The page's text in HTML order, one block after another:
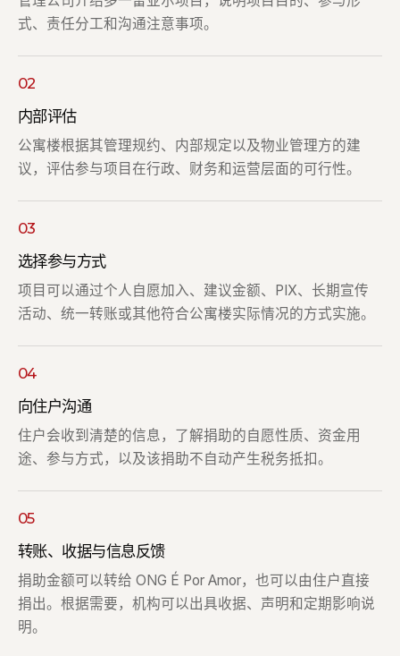
式、责任分工和沟通注意事项。
02
内部评估
公寓楼根据其管理规约、内部规定以及物业管理方的建
议，评估参与项目在行政、财务和运营层面的可行性。
03
选择参与方式
项目可以通过个人自愿加入、建议金额、PIX、长期宣传
活动、统一转账或其他符合公寓楼实际情况的方式实施。
04
向住户沟通
住户会收到清楚的信息，了解捐助的自愿性质、资金用
途、参与方式，以及该捐助不自动产生税务抵扣。
05
转账、收据与信息反馈
捐助金额可以转给 ONG É Por Amor，也可以由住户直接
捐出。根据需要，机构可以出具收据、声明和定期影响说
明。